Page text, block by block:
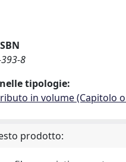
8
tipologie:
in volume (Capitolo
prodotto: